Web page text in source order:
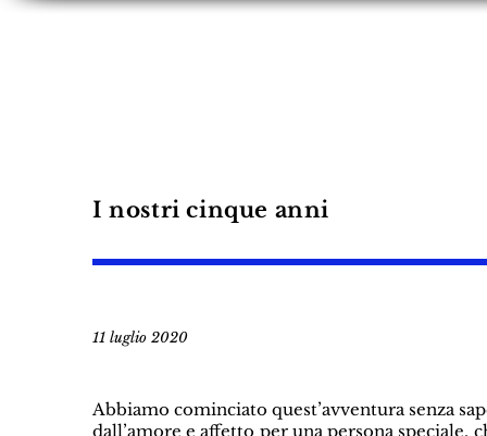
I nostri cinque anni
11 luglio 2020
Abbiamo cominciato quest’avventura senza
dall’amore e affetto per una persona speciale,